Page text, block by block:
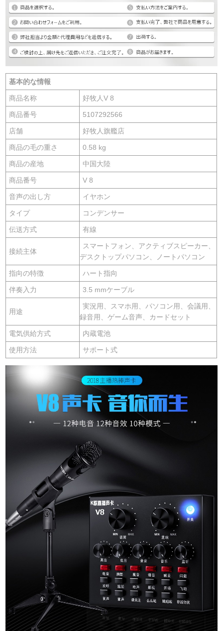
基本的な情報
商品名称 好牧人V 8
商品番号 5107292566
店舗 好牧人旗艦店
商品の毛の重さ 0.58 kg
商品の産地 中国大陸
商品番号 V 8
音声の出し方 イヤホン
タイプ コンデンサー
伝送方式 有線
接続主体
スマートフォン、アクティブスピーカー、
デスクトップパソコン、ノートパソコン
指向の特徴 ハート指向
伴奏入力 3.5 mmケーブル
用途
実況用、スマホ用、パソコン用、会議用、
録音用、ゲーム音声、カードセット
電気供給方式 内蔵電池
使用方法 サポート式